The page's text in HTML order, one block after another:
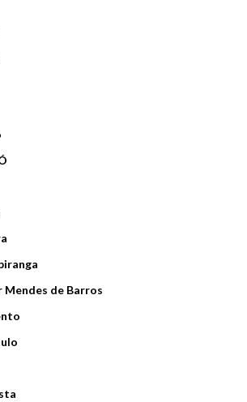
Mendes de Barros